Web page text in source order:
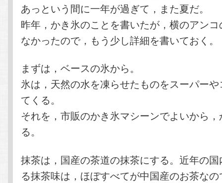
あっという間に一年が過ぎて，また夏だ。
昨年，かき氷のことを書いたが，横のアン
なかったので，もう少し詳細を書いておく。
まずは，ベースの氷から。
氷は，天然の水を凍らせたものをスーパー
てくる。
それを，市販のかき氷マシーンでよいから
る。
抹茶は，国産の茶道の抹茶にする。近年の
る抹茶味は，ほぼすべてが中国産のお茶な